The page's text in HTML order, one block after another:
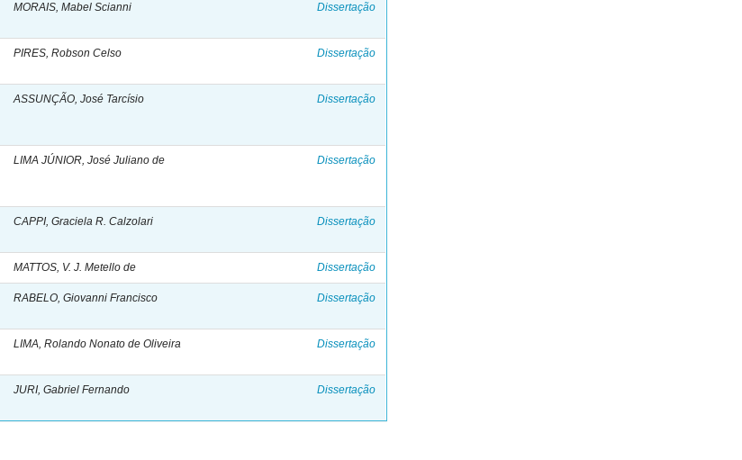
MORAIS, Mabel Scianni Dissertação
PIRES, Robson Celso Dissertação
ASSUNÇÃO, José Tarcísio Dissertação
LIMA JÚNIOR, José Juliano de Dissertação
CAPPI, Graciela R. Calzolari Dissertação
MATTOS, V. J. Metello de Dissertação
RABELO, Giovanni Francisco Dissertação
LIMA, Rolando Nonato de Oliveira Dissertação
JURI, Gabriel Fernando Dissertação